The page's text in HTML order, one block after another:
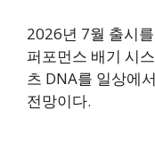
2026년 7월 출시
퍼포먼스 배기 시
츠 DNA를 일상에
전망이다.